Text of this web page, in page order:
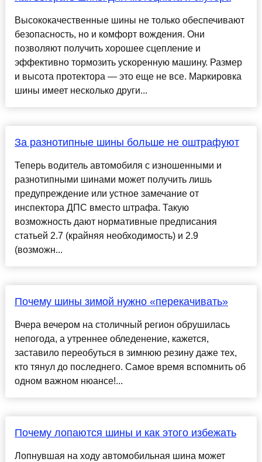
Высококачественные шины не только обеспечивают
безопасность, но и комфорт вождения. Они
позволяют получить хорошее сцепление и
эффективно тормозить ускоренную машину. Размер
и высота протектора — это еще не все. Маркировка
шины имеет несколько други...
За разнотипные шины больше не оштрафуют
Теперь водитель автомобиля с изношенными и
разнотипными шинами может получить лишь
предупреждение или устное замечание от
инспектора ДПС вместо штрафа. Такую
возможность дают нормативные предписания
статьей 2.7 (крайняя необходимость) и 2.9
(возможн...
Почему шины зимой нужно «перекачивать»
Вчера вечером на столичный регион обрушилась
непогода, а утреннее обледенение, кажется,
заставило переобуться в зимнюю резину даже тех,
кто тянул до последнего. Самое время вспомнить об
одном важном нюансе!...
Почему лопаются шины и как этого избежать
Лопнувшая на ходу автомобильная шина может